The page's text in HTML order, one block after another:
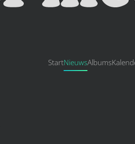
StartNieuwsAlbums